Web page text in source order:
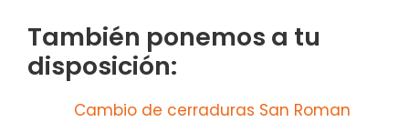
También ponemos a tu
disposición:
Cambio de cerraduras San Roman